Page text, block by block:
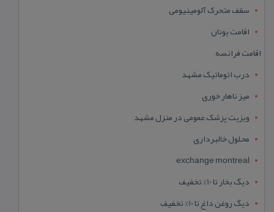
سقف متحرک آلومینیومی
اقامت یونان
اقامت فرانسه
درب اتوماتیک مشهد
میز ناهار خوری
ویزیت پزشک عمومی در منزل مشهد
محلول خالبرداری
exchange montreal
دیگ بخار تا 10% تخفیف
دیگ روغن داغ تا 10% تخفیف